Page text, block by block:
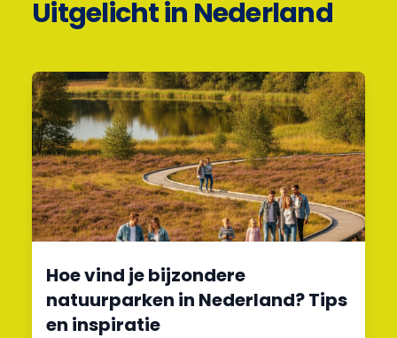
Uitgelicht in Nederland
Hoe vind je bijzondere
natuurparken in Nederland? Tips
en inspiratie